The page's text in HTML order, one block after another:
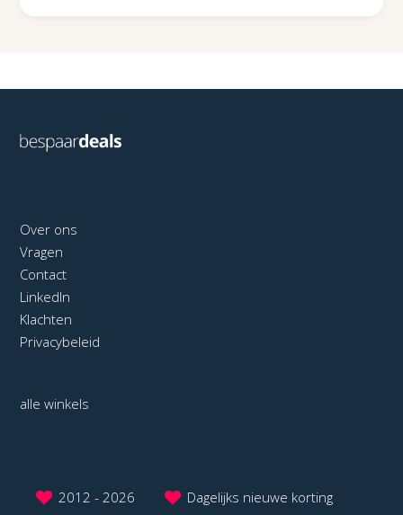
Over ons
Vragen
Contact
LinkedIn
Klachten
Privacybeleid
alle winkels
2012 - 2026 Dagelijks nieuwe korting